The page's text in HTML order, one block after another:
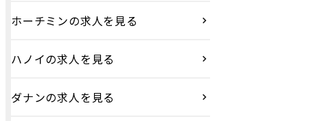
ホーチミンの求人を見る
ハノイの求人を見る
ダナンの求人を見る